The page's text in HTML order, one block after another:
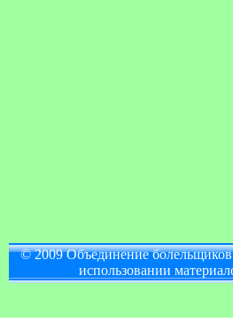
© 2009 Объединение
использовании